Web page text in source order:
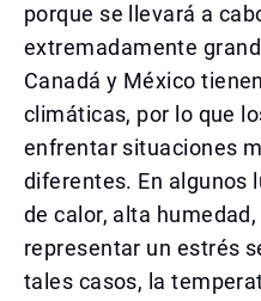
porque se llevará a
extremadamente
Canadá y México
climáticas, por lo que
enfrentar situaciones
diferentes. En algunos
de calor, alta
representar un estrés
tales casos, la